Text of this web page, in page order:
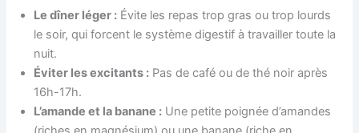
Le dîner léger : Évite les repas trop gras ou trop lourds
le soir, qui forcent le système digestif à travailler toute la
nuit.
Éviter les excitants : Pas de café ou de thé noir après
16h-17h.
L’amande et la banane : Une petite poignée d’amandes